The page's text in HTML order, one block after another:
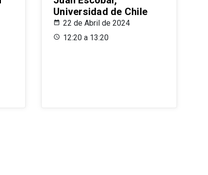
Universidad de Chile
22 de Abril de 2024
12:20 a 13:20